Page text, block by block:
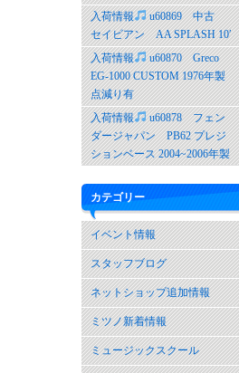
入荷情報
u60869 中古
セイビアン AA SPLASH 10′
入荷情報
u60870 Greco
EG-1000 CUSTOM 1976年製
点減り有
入荷情報
u60878 フェン
ダージャパン PB62 プレジ
ションベース 2004~2006年製
カテゴリー
イベント情報
スタッフブログ
ネットショップ追加情報
ミツノ新着情報
ミュージックスクール